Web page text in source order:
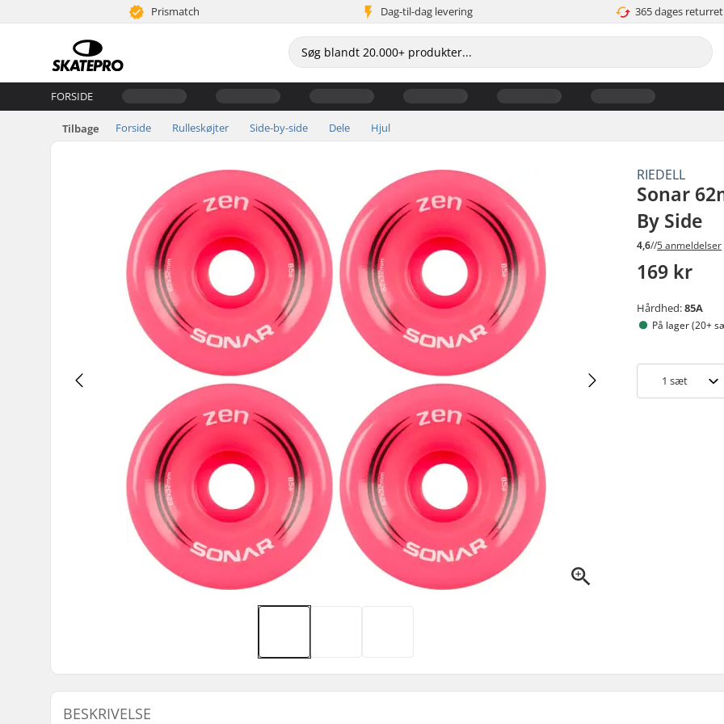
Prismatch Dag-til-dag levering 365 dages returret
FORSIDE
Tilbage Forside Rulleskøjter Side-by-side Dele Hjul
RIEDELL
Sonar
By Side
4,6//5 anmeldelser
169 kr
Hårdhed:85A
På lager (20+
1 sæt
BESKRIVELSE